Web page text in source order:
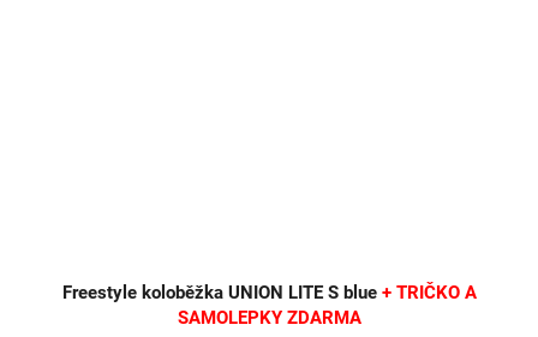
Freestyle koloběžka UNION LITE S blue + TRIČKO A
SAMOLEPKY ZDARMA